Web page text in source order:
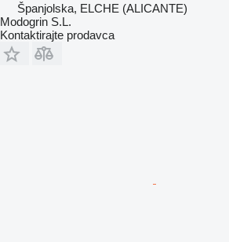
Španjolska, ELCHE (ALICANTE)
Modogrin S.L.
Kontaktirajte prodavca